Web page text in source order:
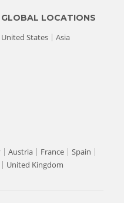
Austria France
Spain
United Kingdom
GLOBAL LOCATIONS
United States
Asia